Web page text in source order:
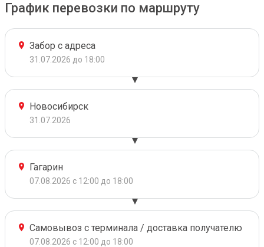
График перевозки по маршруту
Забор с адреса
31.07.2026 до 18:00
Новосибирск
31.07.2026
Гагарин
07.08.2026 с 12:00 до 18:00
Самовывоз с терминала / доставка получателю
07.08.2026 с 12:00 до 18:00